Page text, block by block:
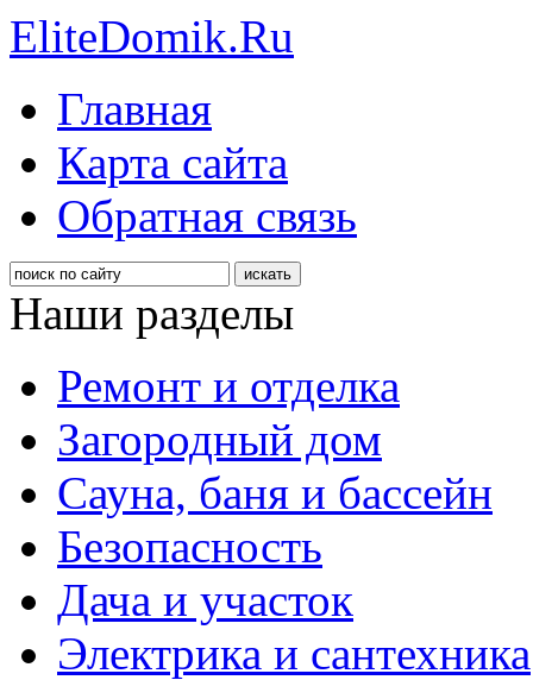
EliteDomik.Ru
Главная
Карта сайта
Обратная связь
Наши разделы
Ремонт и отделка
Загородный дом
Сауна, баня и бассейн
Безопасность
Дача и участок
Электрика и сантехника